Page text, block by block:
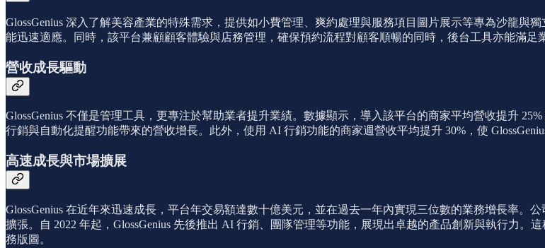
GlossGenius 深入了解美容產業的特殊需求，提供如小費管理、爽約處理與服務項目圖片展示等專為沙龍
能迅速適應。同時，該平台兼顧顧客體驗與店務管理，確保預約流程對顧客順暢的同時，後台工具亦能滿足
營收成長驅動
GlossGenius 不僅是管理工具，更專注於幫助業者提升業績。數據顯示，導入該平台的商家平均營收提升
行銷與自動化提醒功能帶來的營收增長。此外，使用 AI 行銷功能的商家週營收平均提升 30%，使
高速成長與市場擴展
GlossGenius 在近年來迅速成長，平台年交易額達數十億美元，並在過去一年內實現三位數的業務增長率。
擴張。自 2022 年起，GlossGenius 先後推出 AI 行銷、團隊管理等功能，展現出卓越的產品創新與執行力。
務版圖。